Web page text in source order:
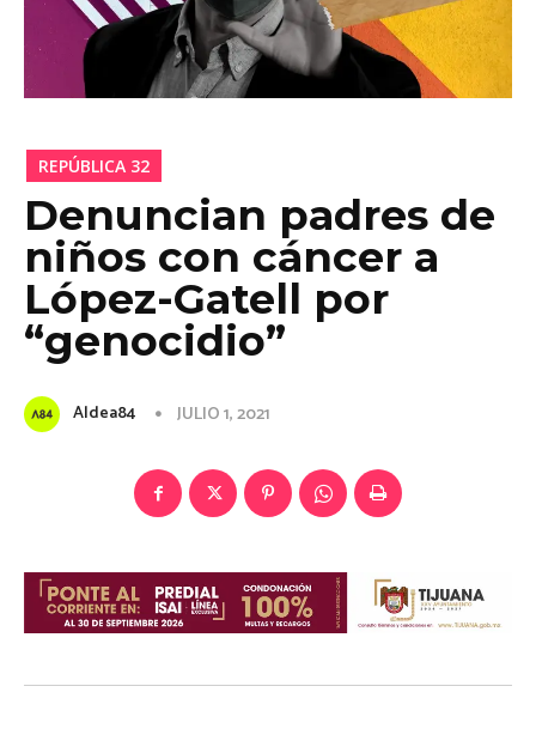
REPÚBLICA 32
Denuncian padres de
niños con cáncer a
López-Gatell por
“genocidio”
Aldea84 JULIO 1, 2021